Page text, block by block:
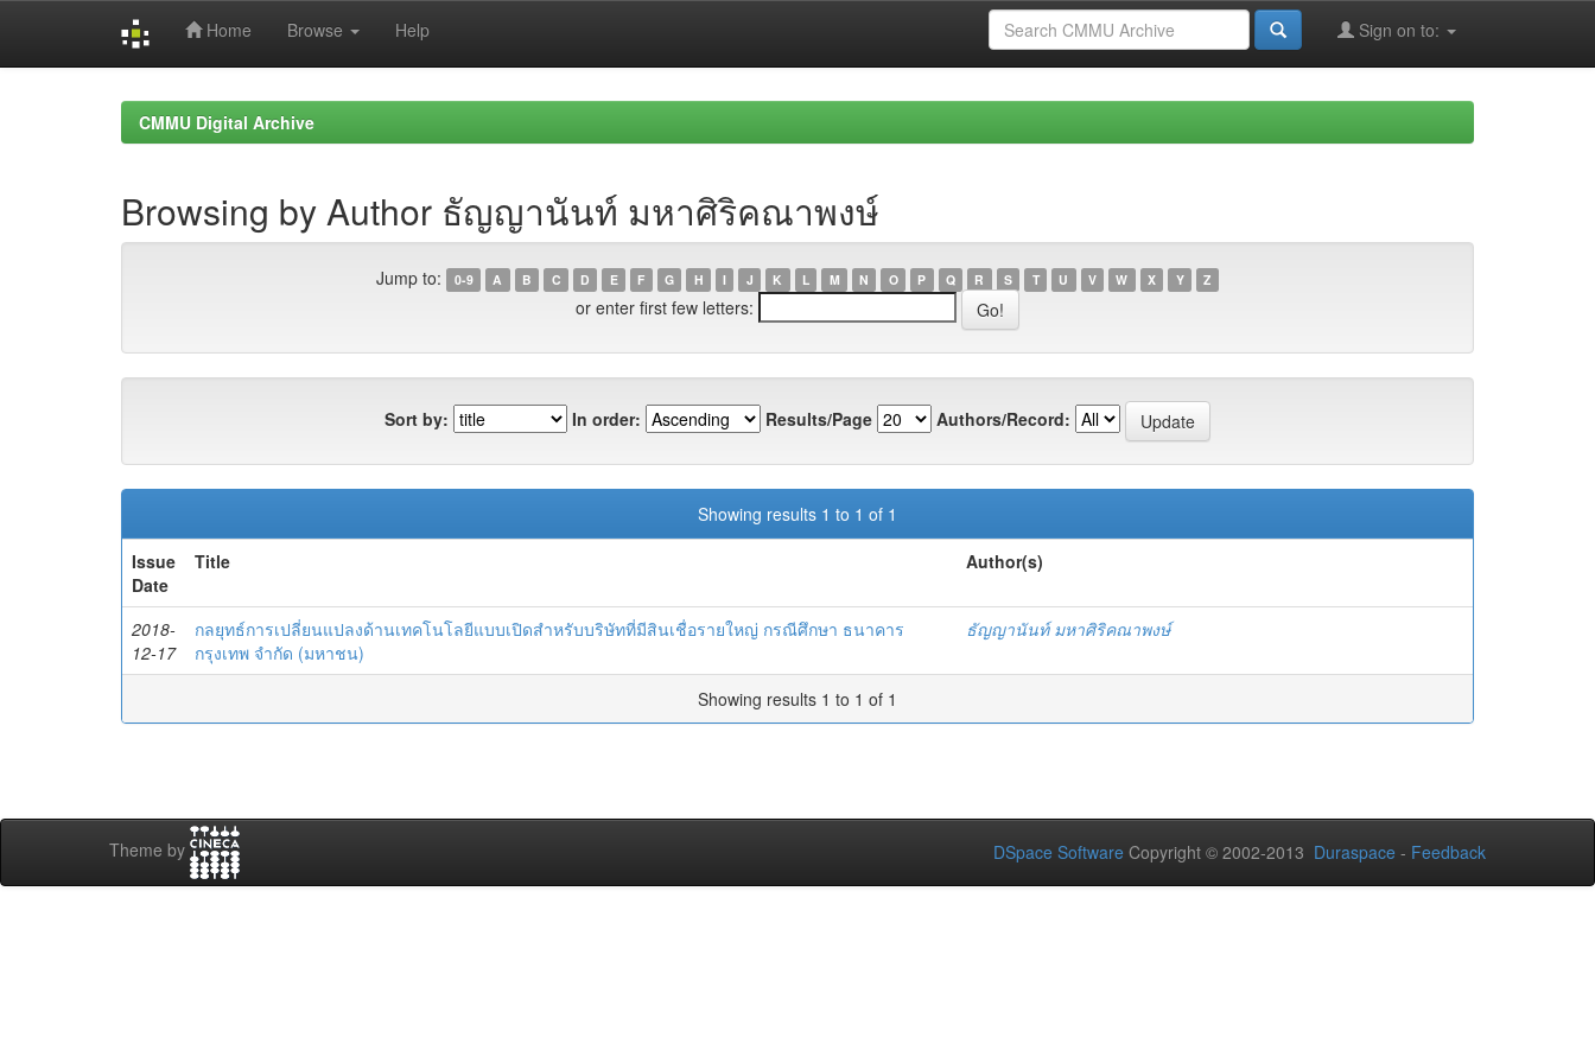
Home Browse Help Sign on to:
CMMU Digital Archive
Browsing by Author ธัญญานันท์ มหาศิริคณาพงษ์
Jump to: 0-9 A B C D E F G H I J K L M N O P Q R S T U V W X Y Z
or enter first few letters:
Sort by: In order: Results/Page Authors/Record:
Showing results 1 to 1 of 1
Issue
Date
Title Author(s)
2018-
12-17
กลยุทธ์การเปลี่ยนแปลงด้านเทคโนโลยีแบบเปิดสำหรับบริษัทที่มีสินเชื่อรายใหญ่ กรณีศึกษา ธนาคาร
กรุงเทพ จำกัด (มหาชน)
ธัญญานันท์ มหาศิริคณาพงษ์
Showing results 1 to 1 of 1
Theme by DSpace Software Copyright © 2002-2013 Duraspace - Feedback